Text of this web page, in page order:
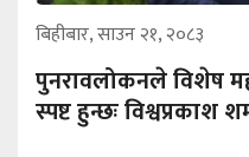
बिहीबार, साउन २१, २०८३
पुनरावलोकनले विशेष
स्पष्ट हुन्छः विश्वप्रकाश